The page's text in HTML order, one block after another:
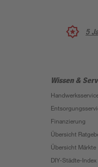
5
Wissen &
Finanzierung
Übersicht
Übersicht Märkte
DIY-Städte-